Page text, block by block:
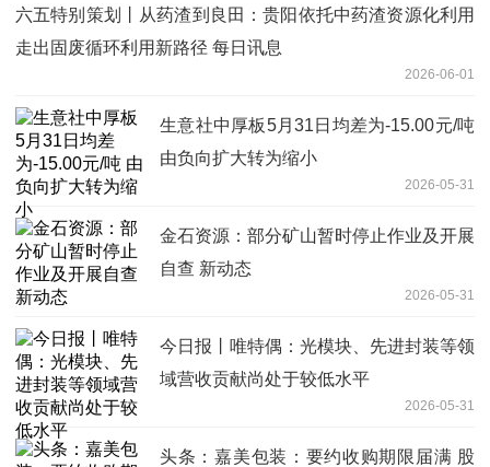
六五特别策划丨从药渣到良田：贵阳依托中药渣资源化利用
走出固废循环利用新路径 每日讯息
2026-06-01
生意社中厚板5月31日均差为-15.00元/吨
由负向扩大转为缩小
2026-05-31
金石资源：部分矿山暂时停止作业及开展
自查 新动态
2026-05-31
今日报丨唯特偶：光模块、先进封装等领
域营收贡献尚处于较低水平
2026-05-31
头条：嘉美包装：要约收购期限届满 股